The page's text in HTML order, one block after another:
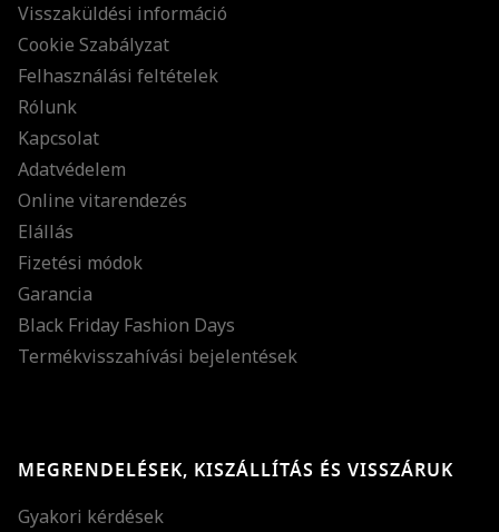
Visszaküldési információ
Cookie Szabályzat
Felhasználási feltételek
Rólunk
Kapcsolat
Adatvédelem
Online vitarendezés
Elállás
Fizetési módok
Garancia
Black Friday Fashion Days
Termékvisszahívási bejelentések
MEGRENDELÉSEK, KISZÁLLÍTÁS ÉS VISSZÁRUK
Gyakori kérdések